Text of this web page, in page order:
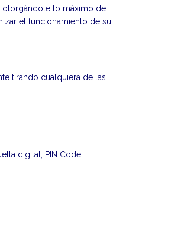
otorgándole lo máximo de
el funcionamiento de su
tirando cualquiera de las
digital, PIN Code,